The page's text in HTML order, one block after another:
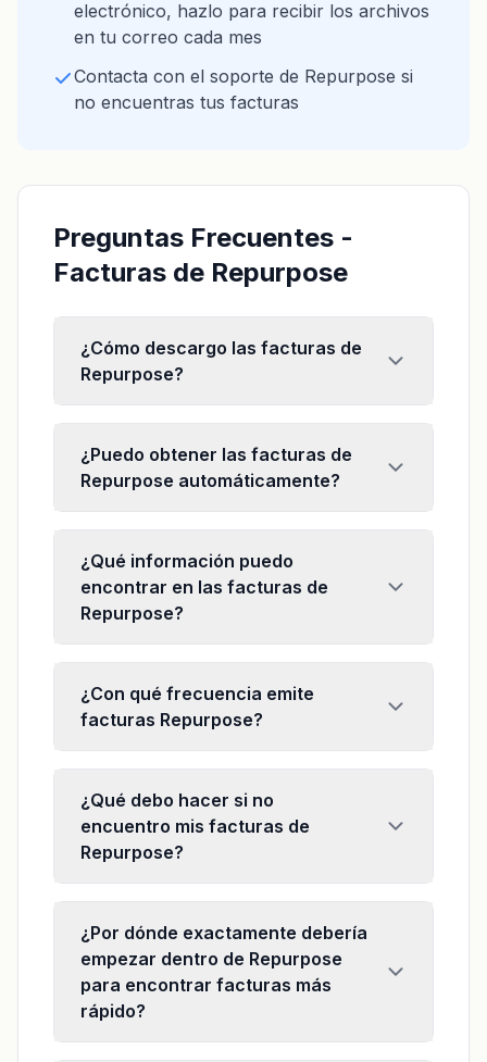
electrónico, hazlo para recibir los archivos
en tu correo cada mes
Contacta con el soporte de Repurpose si
no encuentras tus facturas
Preguntas Frecuentes -
Facturas de Repurpose
¿Cómo descargo las facturas de
Repurpose?
¿Puedo obtener las facturas de
Repurpose automáticamente?
¿Qué información puedo
encontrar en las facturas de
Repurpose?
¿Con qué frecuencia emite
facturas Repurpose?
¿Qué debo hacer si no
encuentro mis facturas de
Repurpose?
¿Por dónde exactamente debería
empezar dentro de Repurpose
para encontrar facturas más
rápido?